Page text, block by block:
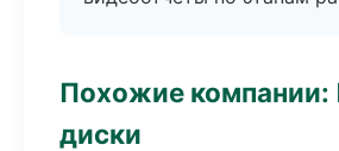
Похожие
диски